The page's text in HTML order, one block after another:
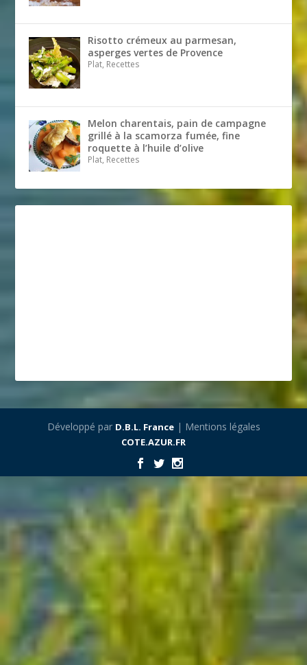
Risotto crémeux au parmesan,
asperges vertes de Provence
Plat, Recettes
Melon charentais, pain de campagne
grillé à la scamorza fumée, fine
roquette à l’huile d’olive
Plat, Recettes
Développé par D.B.L. France| Mentions légales
COTE.AZUR.FR